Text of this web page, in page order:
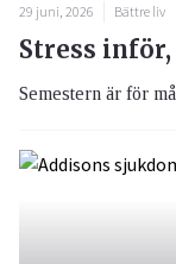
29 juni, 2026 Bättre liv
Stress
Semestern är för